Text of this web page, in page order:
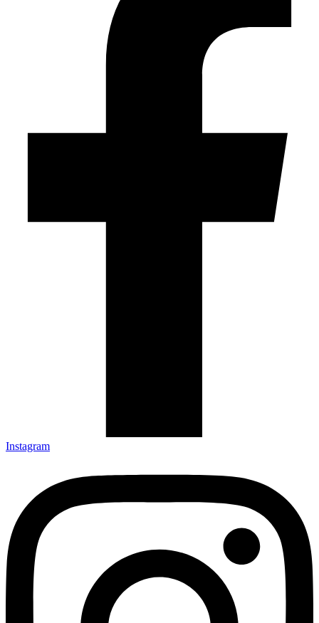
Instagram